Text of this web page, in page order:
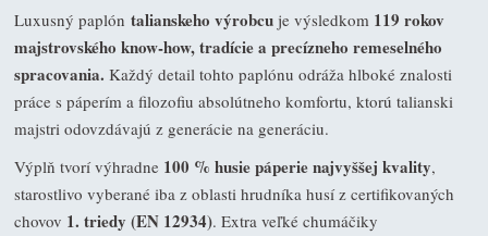
Luxusný paplón talianskeho výrobcuje výsledkom 119 rokov
majstrovského know-how, tradície a precízneho remeselného
spracovania. Každý detail tohto paplónu odráža hlboké znalosti
práce s páperím a filozofiu absolútneho komfortu, ktorú talianski
majstri odovzdávajú z generácie na generáciu.
Výplň tvorí výhradne 100 % husie páperie najvyššej kvality,
starostlivo vyberané iba z oblasti hrudníka husí z certifikovaných
chovov 1. triedy (EN 12934). Extra veľké chumáčiky